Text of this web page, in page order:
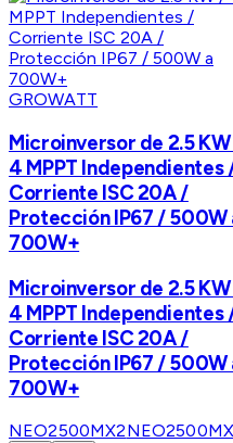
GROWATT
Microinversor de 2.5
4 MPPT Independientes
Corriente ISC 20A /
Protección IP67 / 500W
700W+
Microinversor de 2.5
4 MPPT Independientes
Corriente ISC 20A /
Protección IP67 / 500W
700W+
NEO2500MX2